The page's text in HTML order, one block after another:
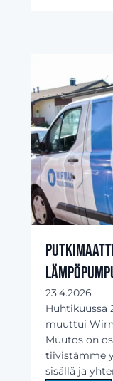
23.4.2026
Huhtikuussa
muuttui
Muutos on
tiivistämme
sisällä ja